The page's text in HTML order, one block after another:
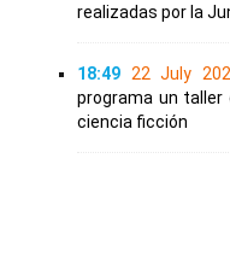
realizadas por la
18:49 22 July
programa un taller
ciencia ficción